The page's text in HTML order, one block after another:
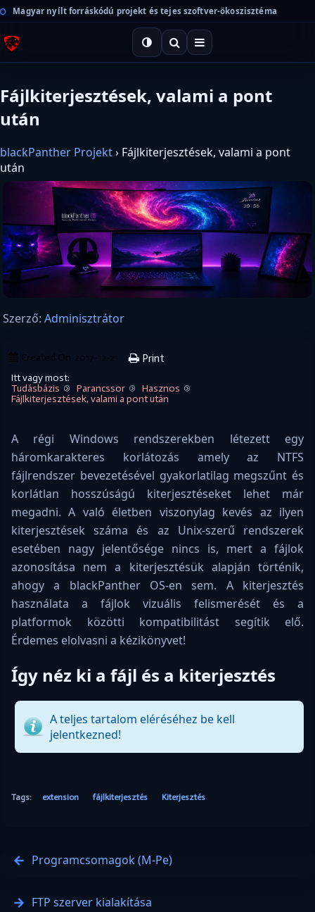
Magyar nyílt forráskódú projekt és tejes szoftver-ökoszisztéma
Fájlkiterjesztések, valami a pont
után
blackPanther Projekt› Fájlkiterjesztések, valami a pont
után
Szerző: Adminisztrátor
Created On 2017-12-21 Print
Itt vagy most:
Tudásbázis
Parancssor
Hasznos
Fájlkiterjesztések, valami a pont után
A régi Windows rendszerekben létezett egy
háromkarakteres korlátozás amely az NTFS
fájlrendszer bevezetésével gyakorlatilag megszűnt és
korlátlan hosszúságú kiterjesztéseket lehet már
megadni. A való életben viszonylag kevés az ilyen
kiterjesztések száma és az Unix-szerű rendszerek
esetében nagy jelentősége nincs is, mert a fájlok
azonosítása nem a kiterjesztésük alapján történik,
ahogy a blackPanther OS-en sem. A kiterjesztés
használata a fájlok vizuális felismerését és a
platformok közötti kompatibilitást segítik elő.
Érdemes elolvasni a kézikönyvet!
Így néz ki a fájl és a kiterjesztés
A teljes tartalom eléréséhez be kell
jelentkezned!
Tags: extension fájlkiterjesztés Kiterjesztés
Programcsomagok (M-Pe)
FTP szerver kialakítása